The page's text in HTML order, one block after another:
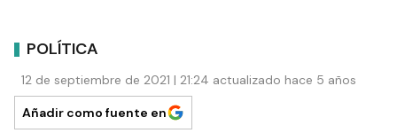
POLÍTICA
12 de septiembre de 2021 | 21:24 actualizado hace 5 años
Añadir como fuente en